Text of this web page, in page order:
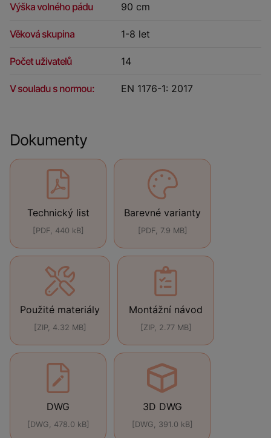
Výška volného pádu 90 cm
Věková skupina 1-8 let
Počet uživatelů 14
V souladu s normou: EN 1176-1: 2017
Dokumenty
Technický list
[PDF, 440 kB]
Barevné varianty
[PDF, 7.9 MB]
Použité materiály
[ZIP, 4.32 MB]
Montážní návod
[ZIP, 2.77 MB]
DWG
[DWG, 478.0 kB]
3D DWG
[DWG, 391.0 kB]